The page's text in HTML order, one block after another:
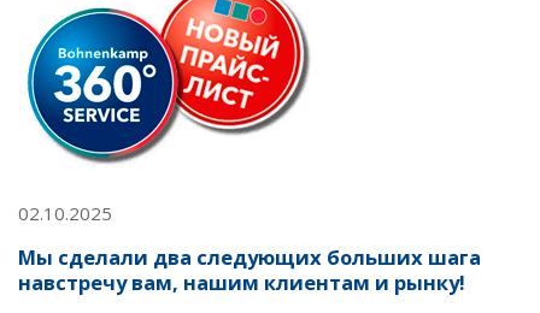
02.10.2025
Мы сделали два следующих больших шага
навстречу вам, нашим клиентам и рынку!